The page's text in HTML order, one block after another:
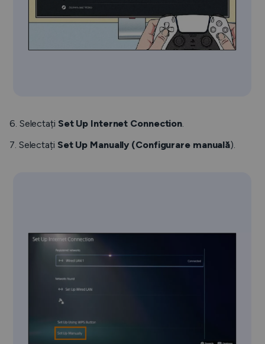
6. Selectați Set Up Internet Connection.
7. Selectați Set Up Manually (Configurare manuală).